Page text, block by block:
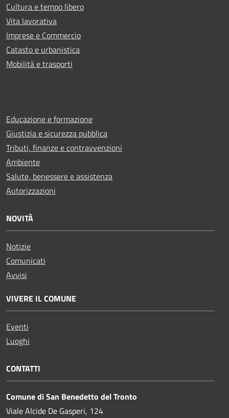
Cultura e tempo libero
Vita lavorativa
Imprese e Commercio
Catasto e urbanistica
Mobilità e trasporti
Educazione e formazione
Giustizia e sicurezza pubblica
Tributi, finanze e contravvenzioni
Ambiente
Salute, benessere e assistenza
Autorizzazioni
NOVITÀ
Notizie
Comunicati
Avvisi
VIVERE IL COMUNE
Eventi
Luoghi
CONTATTI
Comune di San Benedetto del Tronto
Viale Alcide De Gasperi, 124